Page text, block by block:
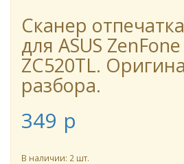
Сканер
для ASUS
ZC520TL.
разбора.
349 p
В наличии: 2 шт.